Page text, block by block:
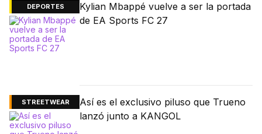
DEPORTES
Kylian Mbappé vuelve a ser la portada
de EA Sports FC 27
STREETWEAR
Así es el exclusivo piluso que Trueno
lanzó junto a KANGOL